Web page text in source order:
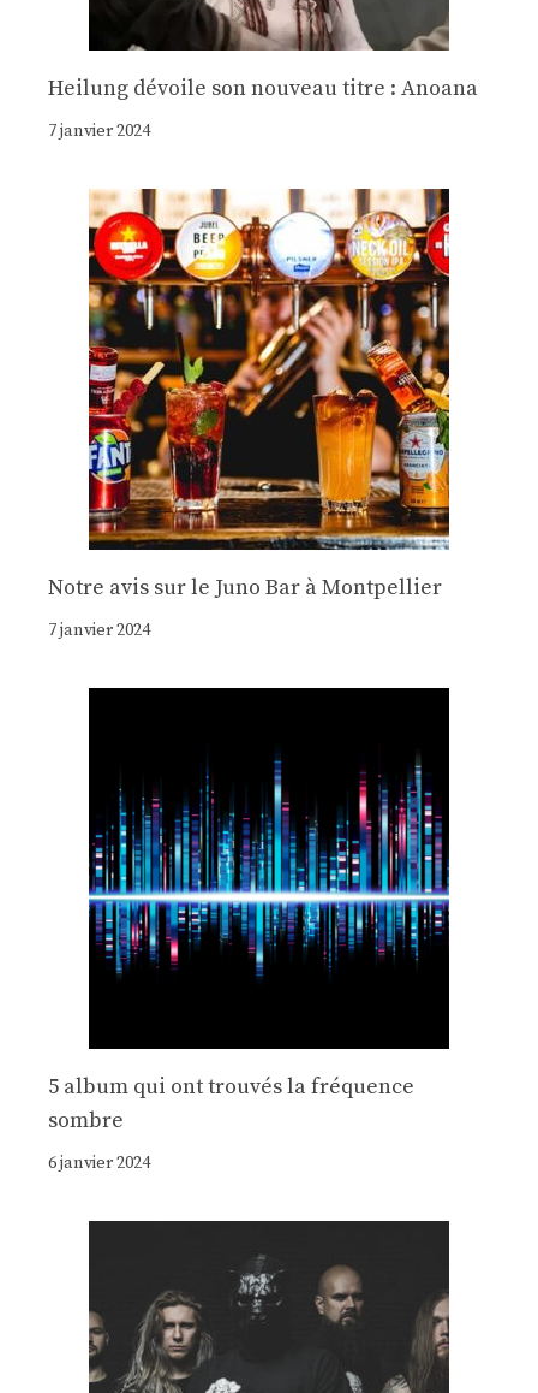
Heilung dévoile son nouveau titre : Anoana
7 janvier 2024
Notre avis sur le Juno Bar à Montpellier
7 janvier 2024
5 album qui ont trouvés la fréquence
sombre
6 janvier 2024